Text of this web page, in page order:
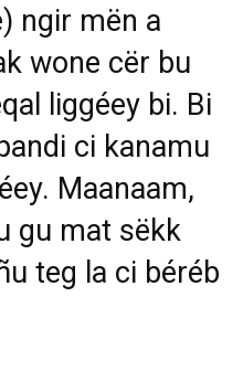
ngir mën a
wone cër bu
liggéey bi. Bi
ci kanamu
Maanaam,
gu mat sëkk
teg la ci béréb